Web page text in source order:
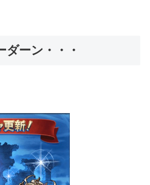
ダーン・・・